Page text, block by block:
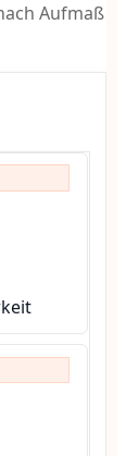
Aufmaß